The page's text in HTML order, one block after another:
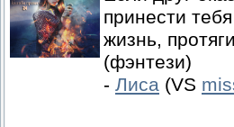
принести
жизнь,
(фэнтези)
- Лиса (VS